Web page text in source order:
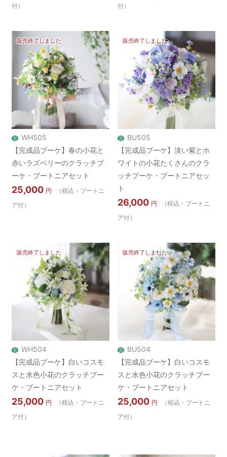
付）
付）
販売終了しました
完
WH505
【完成品ブーケ】春の小花と
赤いラズベリーのクラッチブ
ーケ・ブートニアセット
25,000 円
（税込・ブートニ
ア付）
販売終了しました
完
BU505
【完成品ブーケ】淡い紫とホ
ワイトの小花たくさんのクラ
ッチブーケ・ブートニアセッ
ト
26,000 円
（税込・ブートニ
ア付）
販売終了しました
完
WH504
【完成品ブーケ】白いコスモ
スと水色小花のクラッチブー
ケ・ブートニアセット
25,000 円
（税込・ブートニ
ア付）
販売終了しました
完
BU504
【完成品ブーケ】白いコスモ
スと水色小花のクラッチブー
ケ・ブートニアセット
25,000 円
（税込・ブートニ
ア付）